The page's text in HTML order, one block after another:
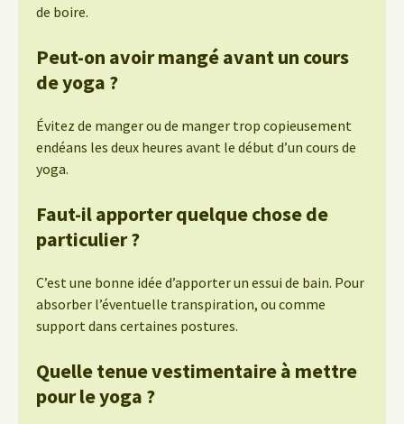
de boire.
Peut-on avoir mangé avant un cours
de yoga ?
Évitez de manger ou de manger trop copieusement
endéans les deux heures avant le début d’un cours de
yoga.
Faut-il apporter quelque chose de
particulier ?
C’est une bonne idée d’apporter un essui de bain. Pour
absorber l’éventuelle transpiration, ou comme
support dans certaines postures.
Quelle tenue vestimentaire à mettre
pour le yoga ?